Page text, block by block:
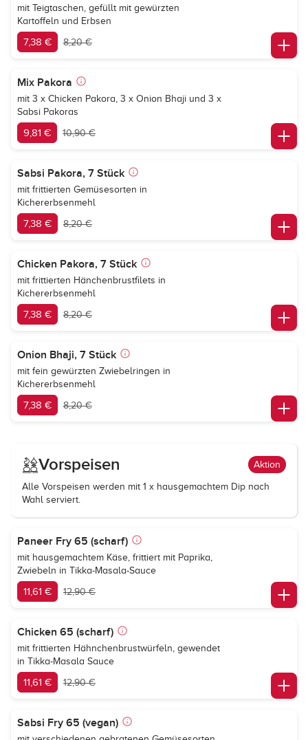
mit Teigtaschen, gefüllt mit gewürzten
Kartoffeln und Erbsen
7,38 € 8,20 €
Mix Pakora
mit 3 x Chicken Pakora, 3 x Onion Bhaji und 3 x
Sabsi Pakoras
9,81 € 10,90 €
Sabsi Pakora, 7 Stück
mit frittierten Gemüsesorten in
Kichererbsenmehl
7,38 € 8,20 €
Chicken Pakora, 7 Stück
mit frittierten Hänchenbrustfilets in
Kichererbsenmehl
7,38 € 8,20 €
Onion Bhaji, 7 Stück
mit fein gewürzten Zwiebelringen in
Kichererbsenmehl
7,38 € 8,20 €
Vorspeisen Aktion
Alle Vorspeisen werden mit 1 x hausgemachtem Dip nach
Wahl serviert.
Paneer Fry 65 (scharf)
mit hausgemachtem Käse, frittiert mit Paprika,
Zwiebeln in Tikka-Masala-Sauce
11,61 € 12,90 €
Chicken 65 (scharf)
mit frittierten Hähnchenbrustwürfeln, gewendet
in Tikka-Masala Sauce
11,61 € 12,90 €
Sabsi Fry 65 (vegan)